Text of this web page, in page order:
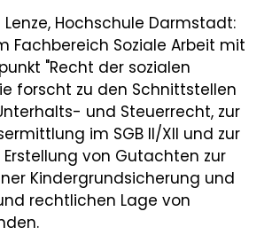
Lenze, Hochschule Darmstadt:
Fachbereich Soziale Arbeit mit
"Recht der sozialen
forscht zu den Schnittstellen
und Steuerrecht, zur
im SGB II/XII und zur
von Gutachten zur
Kindergrundsicherung und
rechtlichen Lage von